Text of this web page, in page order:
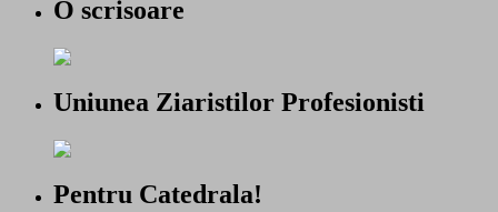
O scrisoare
Uniunea Ziaristilor Profesionisti
Pentru Catedrala!